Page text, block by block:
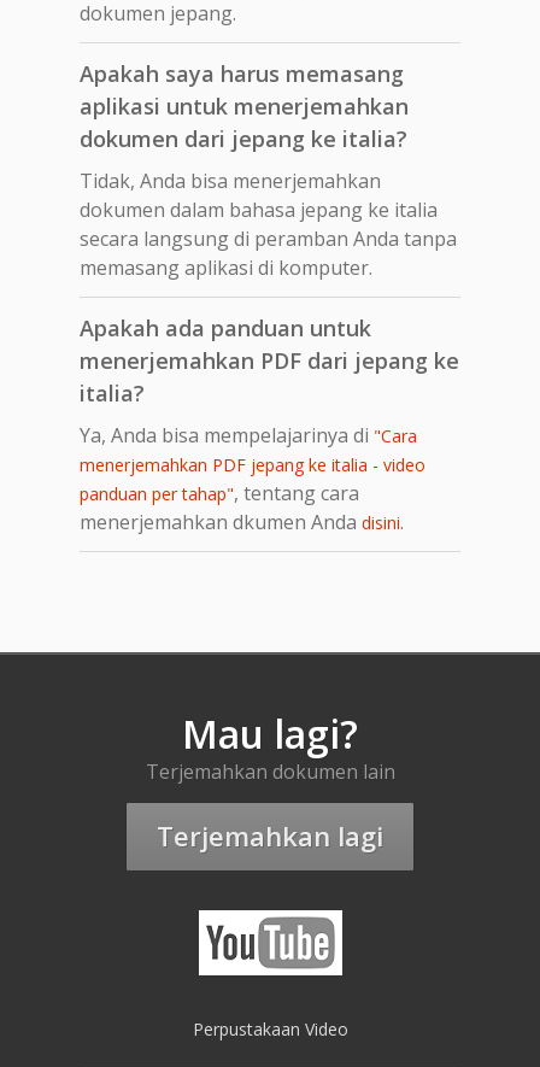
dokumen jepang.
Apakah saya harus memasang
aplikasi untuk menerjemahkan
dokumen dari jepang ke italia?
Tidak, Anda bisa menerjemahkan
dokumen dalam bahasa jepang ke italia
secara langsung di peramban Anda tanpa
memasang aplikasi di komputer.
Apakah ada panduan untuk
menerjemahkan PDF dari jepang ke
italia?
Ya, Anda bisa mempelajarinya di "Cara
menerjemahkan PDF jepang ke italia - video
panduan per tahap", tentang cara
menerjemahkan dkumen Anda disini.
Mau lagi?
Terjemahkan dokumen lain
Terjemahkan lagi
Perpustakaan Video